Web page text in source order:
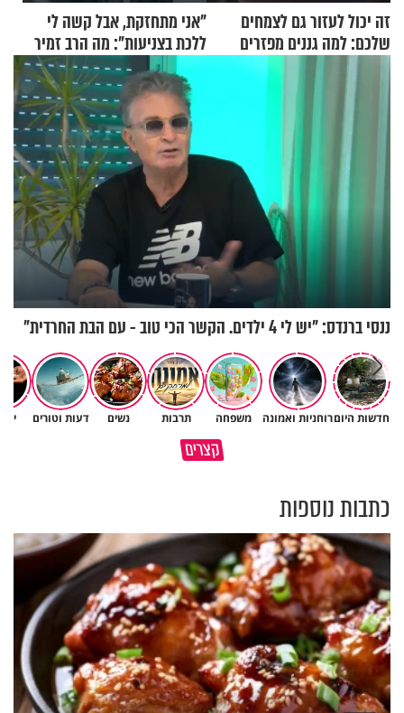
זה יכול לעזור גם לצמחים
שלכם: למה גננים מפזרים
קינמון בעציצים?
"אני מתחזקת, אבל קשה לי
ללכת בצניעות": מה הרב זמיר
כהן המליץ לה לעשות?
ננסי ברנדס: "יש לי 4 ילדים. הקשר הכי טוב - עם הבת החרדית"
חדשות היוםרוחניות ואמונה משפחה תרבות נשים דעות וטורים
קצרים
מתכון לסלמון בתנור של השף אבי
כתבות נוספות